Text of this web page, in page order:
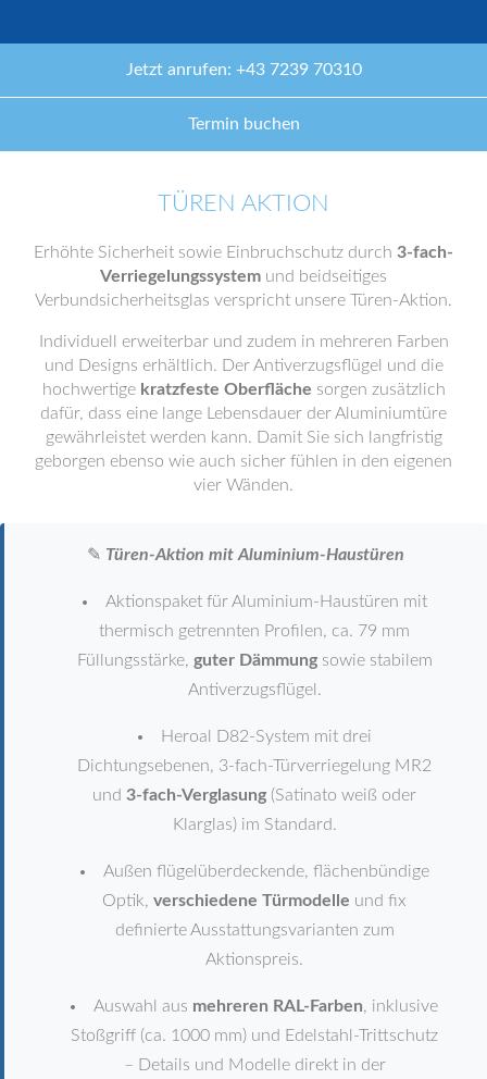
Jetzt anrufen: +43 7239 70310
Termin buchen
TÜREN AKTION
Erhöhte Sicherheit sowie Einbruchschutz durch 3-fach-
Verriegelungssystem und beidseitiges
Verbundsicherheitsglas verspricht unsere Türen-Aktion.
Individuell erweiterbar und zudem in mehreren Farben
und Designs erhältlich. Der Antiverzugsflügel und die
hochwertige kratzfeste Oberfläche sorgen zusätzlich
dafür, dass eine lange Lebensdauer der Aluminiumtüre
gewährleistet werden kann. Damit Sie sich langfristig
geborgen ebenso wie auch sicher fühlen in den eigenen
vier Wänden.
✎ Türen-Aktion mit Aluminium-Haustüren
Aktionspaket für Aluminium-Haustüren mit
thermisch getrennten Profilen, ca. 79 mm
Füllungsstärke, guter Dämmungsowie stabilem
Antiverzugsflügel.
Heroal D82-System mit drei
Dichtungsebenen, 3-fach-Türverriegelung MR2
und 3-fach-Verglasung (Satinato weiß oder
Klarglas) im Standard.
Außen flügelüberdeckende, flächenbündige
Optik, verschiedene Türmodelle und fix
definierte Ausstattungsvarianten zum
Aktionspreis.
Auswahl aus mehreren RAL-Farben, inklusive
Stoßgriff (ca. 1000 mm) und Edelstahl-Trittschutz
– Details und Modelle direkt in der